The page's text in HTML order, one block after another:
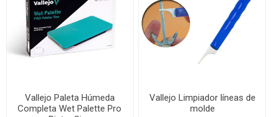
Vallejo Paleta Húmeda
Completa Wet Palette Pro
Vallejo Limpiador líneas de
molde